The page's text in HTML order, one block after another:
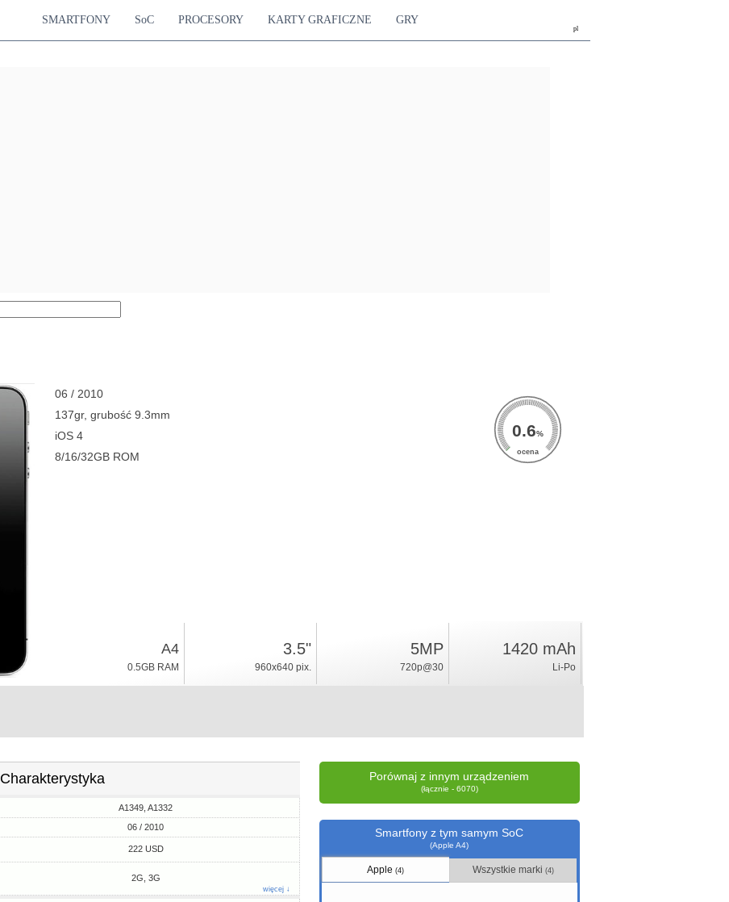
pl
SMARTFONY SoC PROCESORY KARTY GRAFICZNE GRY
06 / 2010
137gr, grubość 9.3mm
iOS 4
8/16/32GB ROM
0.6%
ocena
A4
0.5GB RAM
3.5"
960x640 pix.
5MP
720p@30
1420 mAh
Li-Po
Charakterystyka
A1349, A1332
06 / 2010
222 USD
2G, 3G
więcej ↓
Porównaj z innym urządzeniem
(łącznie - 6070)
Smartfony z tym samym SoC
(Apple A4)
Apple(4) Wszystkie marki (4)